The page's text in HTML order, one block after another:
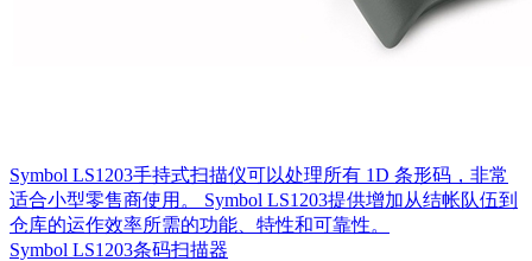
Symbol LS1203手持式扫描仪可以处理所有 1D 条形码，非常
适合小型零售商使用。 Symbol LS1203提供增加从结帐队伍到
仓库的运作效率所需的功能、特性和可靠性。
Symbol LS1203条码扫描器